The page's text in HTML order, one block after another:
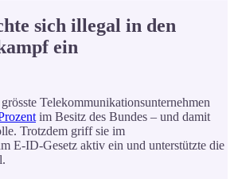
sich illegal in den
ein
grösste Telekommunikationsunternehmen
im Besitz des Bundes – und damit
Trotzdem griff sie im
E-ID-Gesetz aktiv ein und unterstützte die